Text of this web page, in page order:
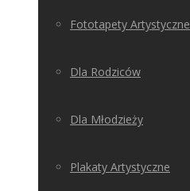
Fototapety Artystyczne
Dla Rodziców
Dla Młodzieży
Plakaty Artystyczne